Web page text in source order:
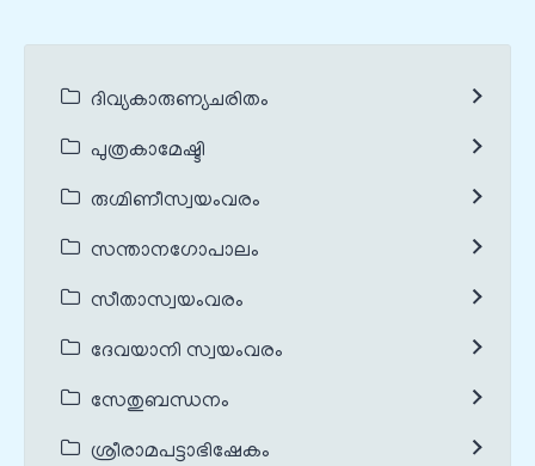
ദിവ്യകാരുണ്യചരിതം
പുത്രകാമേഷ്ടി
രുഗ്മിണീസ്വയംവരം
സന്താനഗോപാലം
സീതാസ്വയംവരം
ദേവയാനി സ്വയംവരം
സേതുബന്ധനം
ശ്രീരാമപട്ടാഭിഷേകം